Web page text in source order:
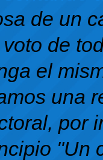
de un
de
el
una
por
"Un